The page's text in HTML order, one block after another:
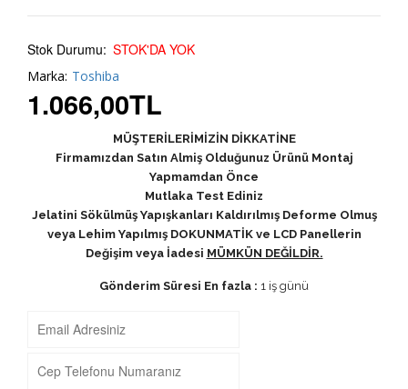
Stok Durumu: STOK'DA YOK
Marka: Toshiba
1.066,00TL
MÜŞTERİLERİMİZİN DİKKATİNE
Firmamızdan Satın Almiş Olduğunuz Ürünü Montaj
Yapmamdan Önce
Mutlaka Test Ediniz
Jelatini Sökülmüş Yapışkanları Kaldırılmış Deforme Olmuş
veya Lehim Yapılmış DOKUNMATİK ve LCD Panellerin
Değişim veya İadesi MÜMKÜN DEĞİLDİR.
Gönderim Süresi En fazla : 1 iş günü